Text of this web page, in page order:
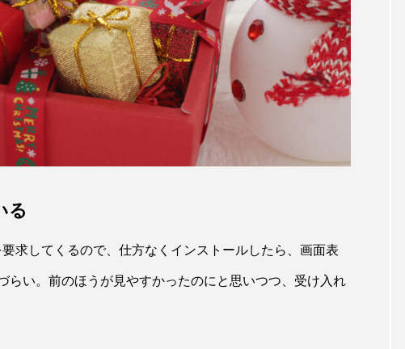
る
求してくるので、仕方なくインストールしたら、画面表
らい。前のほうが見やすかったのにと思いつつ、受け入れ